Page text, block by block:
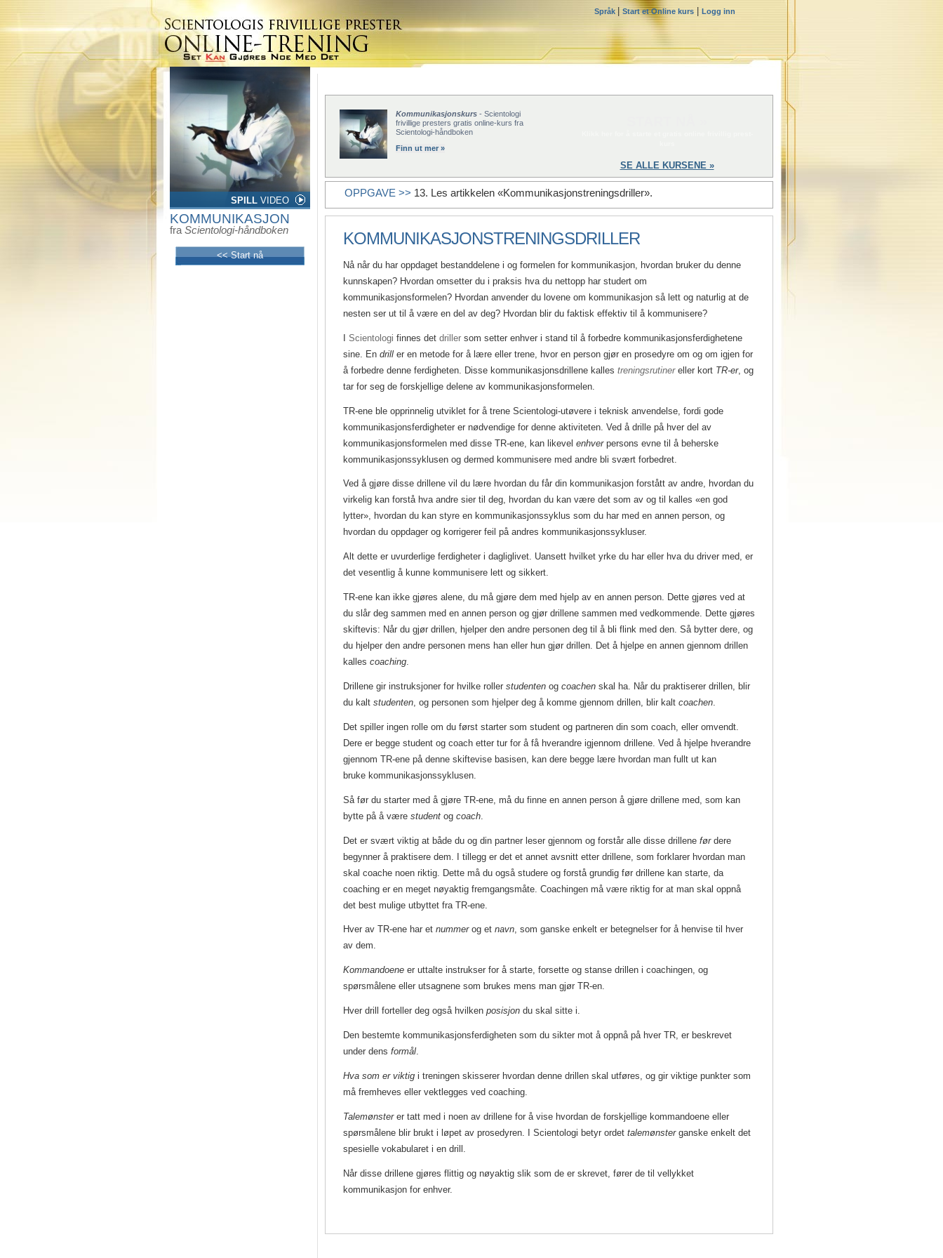
Språk Start et Online kurs Logg inn
SPILL VIDEO
KOMMUNIKASJON
fra Scientologi-håndboken
<< Start nå
Kommunikasjonskurs - Scientologi
frivillige presters gratis online-kurs fra
Scientologi-håndboken
Finn ut mer »
SE ALLE KURSENE »
OPPGAVE >> 13. Les artikkelen «Kommunikasjonstreningsdriller».
KOMMUNIKASJONSTRENINGSDRILLER
Nå når du har oppdaget bestanddelene i og formelen for kommunikasjon, hvordan bruker du denne
kunnskapen? Hvordan omsetter du i praksis hva du nettopp har studert om
kommunikasjonsformelen? Hvordan anvender du lovene om kommunikasjon så lett og naturlig at de
nesten ser ut til å være en del av deg? Hvordan blir du faktisk effektiv til å kommunisere?
I Scientologi finnes det driller som setter enhver i stand til å forbedre kommunikasjonsferdighetene
sine. En drill er en metode for å lære eller trene, hvor en person gjør en prosedyre om og om igjen for
å forbedre denne ferdigheten. Disse kommunikasjonsdrillene kalles treningsrutinereller kort TR-er, og
tar for seg de forskjellige delene av kommunikasjonsformelen.
TR-ene ble opprinnelig utviklet for å trene Scientologi-utøvere i teknisk anvendelse, fordi gode
kommunikasjonsferdigheter er nødvendige for denne aktiviteten. Ved å drille på hver del av
kommunikasjonsformelen med disse TR-ene, kan likevel enhverpersons evne til å beherske
kommunikasjonssyklusen og dermed kommunisere med andre bli svært forbedret.
Ved å gjøre disse drillene vil du lære hvordan du får din kommunikasjon forstått av andre, hvordan du
virkelig kan forstå hva andre sier til deg, hvordan du kan være det som av og til kalles «en god
lytter», hvordan du kan styre en kommunikasjonssyklus som du har med en annen person, og
hvordan du oppdager og korrigerer feil på andres kommunikasjonssykluser.
Alt dette er uvurderlige ferdigheter i dagliglivet. Uansett hvilket yrke du har eller hva du driver med, er
det vesentlig å kunne kommunisere lett og sikkert.
TR-ene kan ikke gjøres alene, du må gjøre dem med hjelp av en annen person. Dette gjøres ved at
du slår deg sammen med en annen person og gjør drillene sammen med vedkommende. Dette gjøres
skiftevis: Når du gjør drillen, hjelper den andre personen deg til å bli flink med den. Så bytter dere, og
du hjelper den andre personen mens han eller hun gjør drillen. Det å hjelpe en annen gjennom drillen
kalles coaching.
Drillene gir instruksjoner for hvilke roller studenten og coachen skal ha. Når du praktiserer drillen, blir
du kalt studenten , og personen som hjelper deg å komme gjennom drillen, blir kalt coachen
Det spiller ingen rolle om du først starter som student og partneren din som coach, eller omvendt.
Dere er begge student og coach etter tur for å få hverandre igjennom drillene. Ved å hjelpe hverandre
gjennom TR-ene på denne skiftevise basisen, kan dere begge lære hvordan man fullt ut kan
bruke kommunikasjonssyklusen.
Så før du starter med å gjøre TR-ene, må du finne en annen person å gjøre drillene med, som kan
bytte på å være student og coach
Det er svært viktig at både du og din partner leser gjennom og forstår alle disse drillene førdere
begynner å praktisere dem. I tillegg er det et annet avsnitt etter drillene, som forklarer hvordan man
skal coache noen riktig. Dette må du også studere og forstå grundig før drillene kan starte, da
coaching er en meget nøyaktig fremgangsmåte. Coachingen må være riktig for at man skal oppnå
det best mulige utbyttet fra TR-ene.
Hver av TR-ene har et nummerog et navn, som ganske enkelt er betegnelser for å henvise til hver
av dem.
Kommandoene er uttalte instrukser for å starte, forsette og stanse drillen i coachingen, og
spørsmålene eller utsagnene som brukes mens man gjør TR-en.
Hver drill forteller deg også hvilken posisjon du skal sitte i.
Den bestemte kommunikasjonsferdigheten som du sikter mot å oppnå på hver TR, er beskrevet
under dens formål
Hva som er viktig i treningen skisserer hvordan denne drillen skal utføres, og gir viktige punkter som
må fremheves eller vektlegges ved coaching.
Talemønsterer tatt med i noen av drillene for å vise hvordan de forskjellige kommandoene eller
spørsmålene blir brukt i løpet av prosedyren. I Scientologi betyr ordet talemønsterganske enkelt det
spesielle vokabularet i en drill.
Når disse drillene gjøres flittig og nøyaktig slik som de er skrevet, fører de til vellykket
kommunikasjon for enhver.